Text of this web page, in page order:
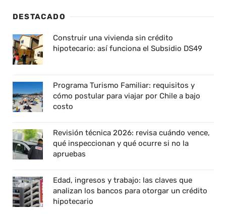
DESTACADO
Construir una vivienda sin crédito
hipotecario: así funciona el Subsidio DS49
Programa Turismo Familiar: requisitos y
cómo postular para viajar por Chile a bajo
costo
Revisión técnica 2026: revisa cuándo vence,
qué inspeccionan y qué ocurre si no la
apruebas
Edad, ingresos y trabajo: las claves que
analizan los bancos para otorgar un crédito
hipotecario